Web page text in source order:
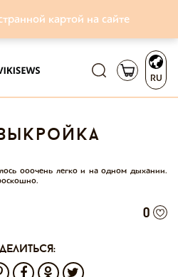
картой на сайте
RU
ооочень легко и на одном дыхании.
0